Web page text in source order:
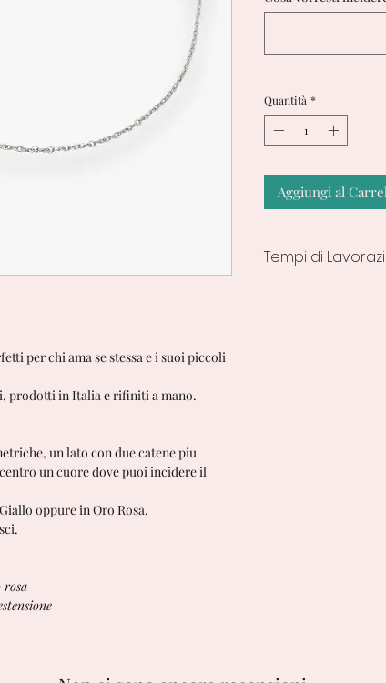
per chi ama se stessa e i suoi piccoli
prodotti in Italia e rifiniti a mano.
un lato con due catene piu
un cuore dove puoi incidere il
oppure in Oro Rosa.
Quantità *
Aggiungi al
Tempi di